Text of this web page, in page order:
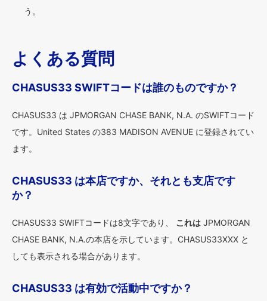
う。
よくある質問
CHASUS33 SWIFTコードは誰のものですか？
CHASUS33 は JPMORGAN CHASE BANK, N.A. のSWIFTコード
です。United States の383 MADISON AVENUE に登録されてい
ます。
CHASUS33 は本店ですか、それとも支店です
か？
CHASUS33 SWIFTコードは8文字であり、 これは JPMORGAN
CHASE BANK, N.A.の本店を示しています。CHASUS33XXX と
しても表示される場合があります。
CHASUS33 は有効で活動中ですか？